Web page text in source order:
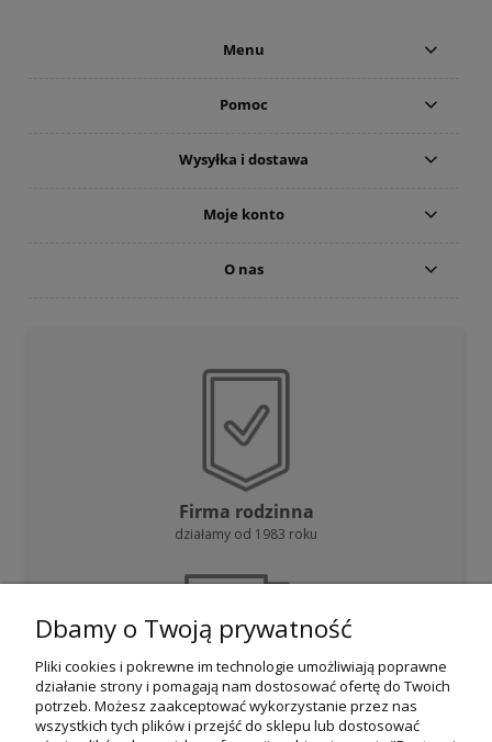
Menu
Pomoc
Wysyłka i dostawa
Moje konto
O nas
Firma rodzinna
działamy od 1983 roku
Darmowa dostawa
przy zakupie powyżej 800 zł
Dbamy o Twoją prywatność
Pliki cookies i pokrewne im technologie umożliwiają poprawne
działanie strony i pomagają nam dostosować ofertę do Twoich
potrzeb. Możesz zaakceptować wykorzystanie przez nas
wszystkich tych plików i przejść do sklepu lub dostosować